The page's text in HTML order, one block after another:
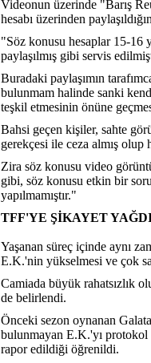
Videonun üzerinde "Barış
hesabı üzerinden
"Söz konusu hesaplar 15-16
paylaşılmış gibi servis
Buradaki paylaşımın
bulunmam halinde sanki
teşkil etmesinin önüne
Bahsi geçen kişiler, sahte
gerekçesi ile ceza almış olup
Zira söz konusu video
gibi, söz konusu etkin bir
yapılmamıştır."
TFF'YE ŞİKAYET
Yaşanan süreç içinde aynı
E.K.'nin yükselmesi ve çok
Camiada büyük rahatsızlık
de belirlendi.
Önceki sezon oynanan
bulunmayan E.K.'yı protokol
rapor edildiği öğrenildi.